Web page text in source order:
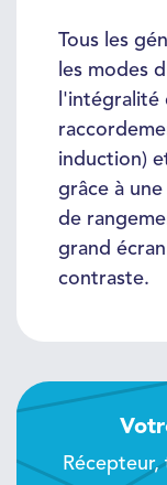
Tous les
les modes
l'intégralité
induction)
grâce à
de
grand
contraste.